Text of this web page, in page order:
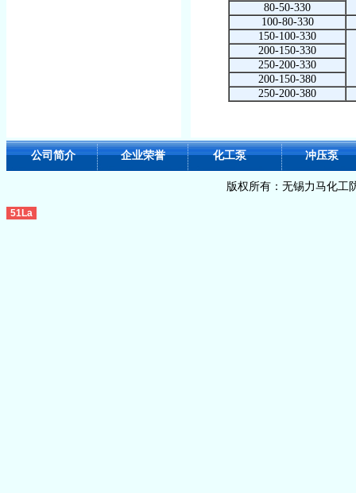
80-50-330
100-80-330
150-100-330
200-150-330
250-200-330
200-150-380
250-200-380
公司简介 企业荣誉 化工泵 冲压泵
版权所有：无锡力马化工
51La